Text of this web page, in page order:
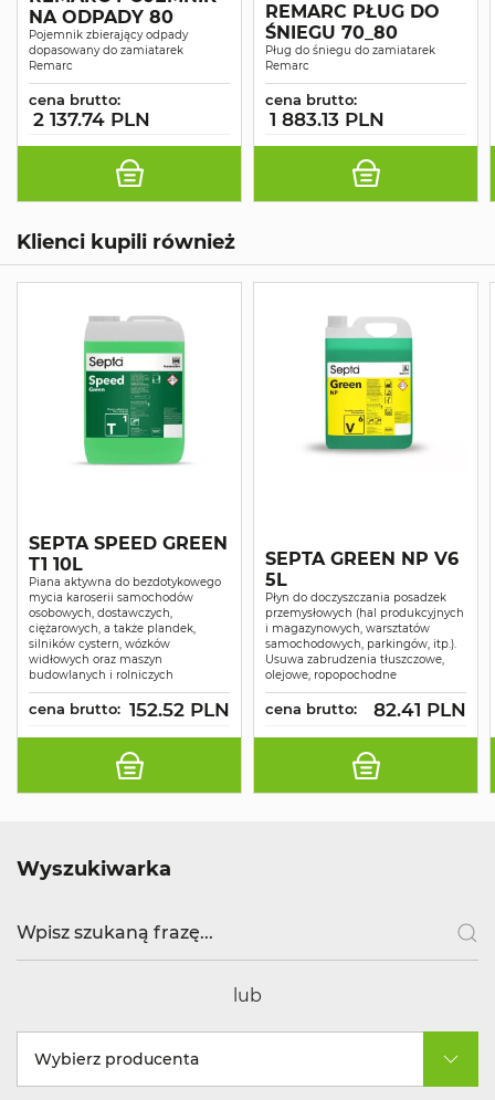
NA ODPADY 80
Pojemnik zbierający odpady
dopasowany do zamiatarek
Remarc
cena brutto:
2 137.74 PLN
REMARC PŁUG DO
ŚNIEGU 70_80
Pług do śniegu do zamiatarek
Remarc
cena brutto:
1 883.13 PLN
Klienci kupili również
SEPTA SPEED GREEN
T1 10L
Piana aktywna do bezdotykowego
mycia karoserii samochodów
osobowych, dostawczych,
ciężarowych, a także plandek,
silników cystern, wózków
widłowych oraz maszyn
budowlanych i rolniczych
cena brutto: 152.52 PLN
SEPTA GREEN NP V6
5L
Płyn do doczyszczania posadzek
przemysłowych (hal produkcyjnych
i magazynowych, warsztatów
samochodowych, parkingów, itp.).
Usuwa zabrudzenia tłuszczowe,
olejowe, ropopochodne
cena brutto: 82.41 PLN
Wyszukiwarka
lub
Wybierz producenta